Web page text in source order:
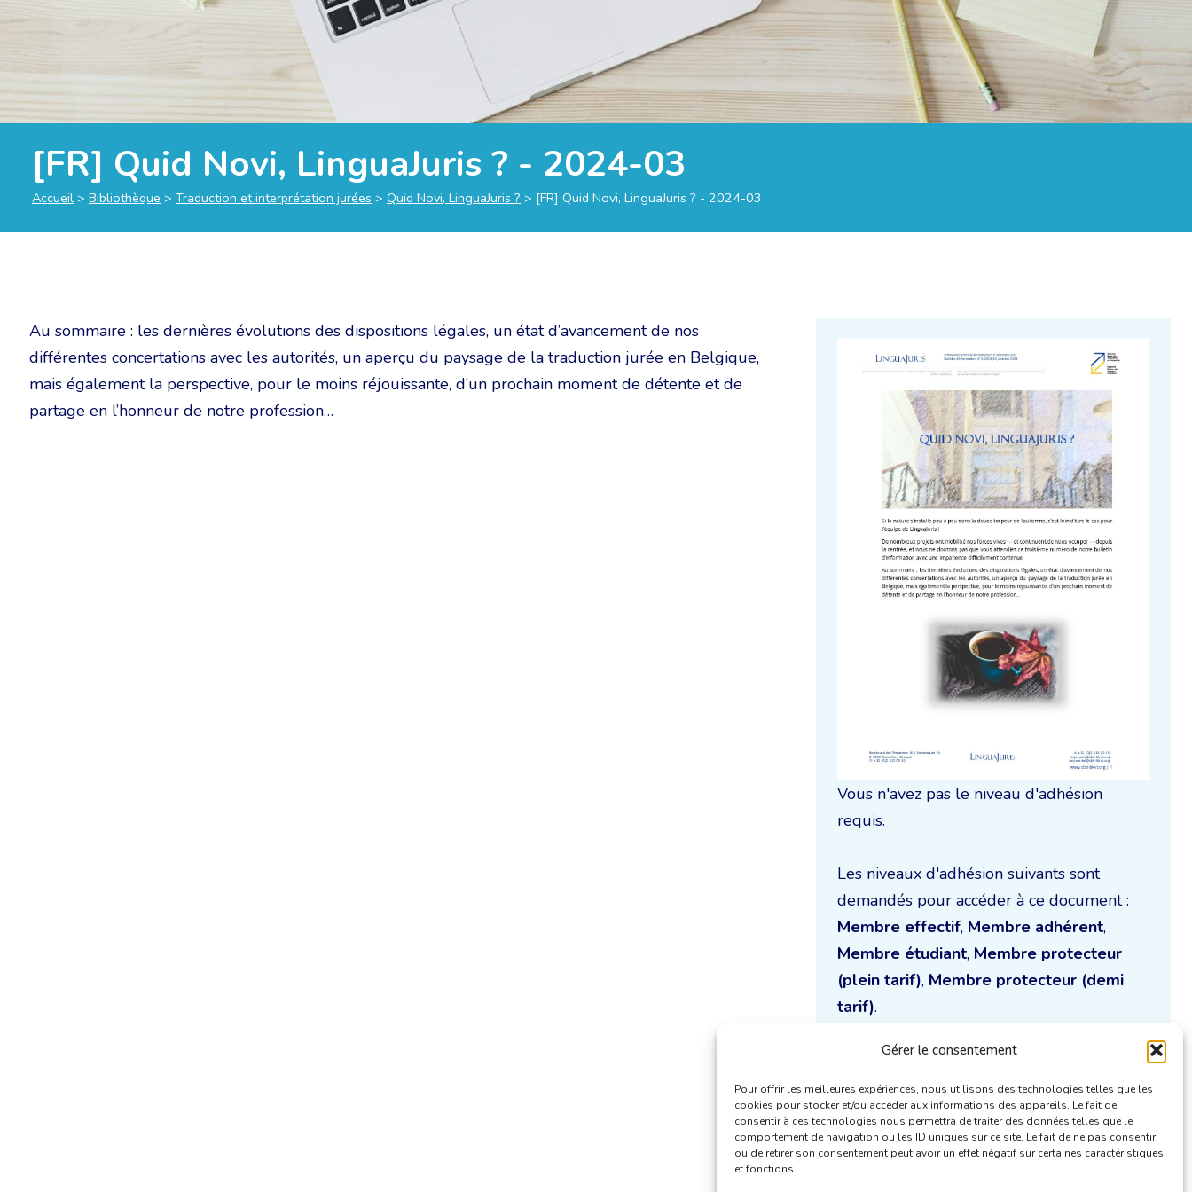
Gérer le consentement
Pour offrir les meilleures expériences, nous utilisons des technologies telles que les
cookies pour stocker et/ou accéder aux informations des appareils. Le fait de
consentir à ces technologies nous permettra de traiter des données telles que le
comportement de navigation ou les ID uniques sur ce site. Le fait de ne pas consentir
ou de retirer son consentement peut avoir un effet négatif sur certaines caractéristiques
et fonctions.
[FR] Quid Novi, LinguaJuris ? - 2024-03
Accueil > Bibliothèque > Traduction et interprétation jurées > Quid Novi, LinguaJuris ? > [FR] Quid Novi, LinguaJuris ? - 2024-03
Au sommaire : les dernières évolutions des dispositions légales, un état d’avancement de nos
différentes concertations avec les autorités, un aperçu du paysage de la traduction jurée en Belgique,
mais également la perspective, pour le moins réjouissante, d’un prochain moment de détente et de
partage en l’honneur de notre profession…
Vous n'avez pas le niveau d'adhésion
requis.
Les niveaux d'adhésion suivants sont
demandés pour accéder à ce document :
Membre effectif, Membre adhérent,
Membre étudiant, Membre protecteur
(plein tarif), Membre protecteur (demi
tarif).